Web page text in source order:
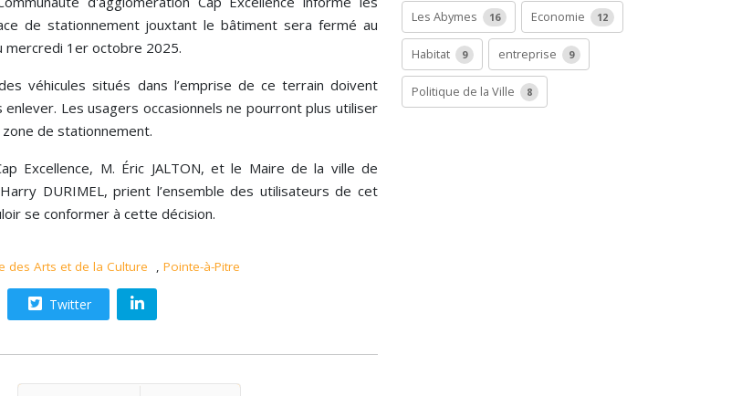
de stationnement jouxtant le bâtiment sera fermé au
mercredi 1er octobre 2025.
véhicules situés dans l’emprise de ce terrain doivent
Les usagers occasionnels ne pourront plus utiliser
de stationnement.
Excellence, M. Éric JALTON, et le Maire de la ville de
DURIMEL, prient l’ensemble des utilisateurs de cet
se conformer à cette décision.
des Arts et de la Culture , Pointe-à-Pitre
Twitter
Les Abymes 16 Economie 12
Habitat 9 entreprise 9
Politique de la Ville 8